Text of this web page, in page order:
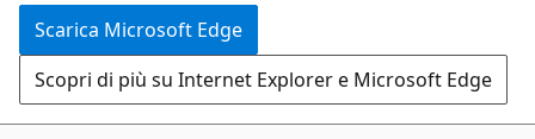
Scarica Microsoft Edge
Scopri di più su Internet Explorer e Microsoft Edge